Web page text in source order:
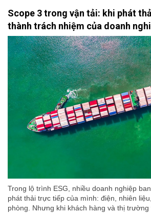
Scope 3 trong vận tải: khi phát
thành trách nhiệm của doanh
Trong lộ trình ESG, nhiều doanh nghiệp
phát thải trực tiếp của mình: điện, nhiên
phòng. Nhưng khi khách hàng và thị